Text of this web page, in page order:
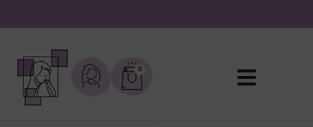
De leukste sieraden online en in de winkel
0